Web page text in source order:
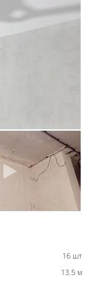
16 шт
13.5 м